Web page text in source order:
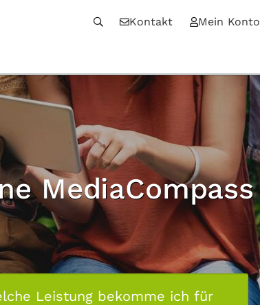
Kontakt Mein Konto
MediaCompass
Leistung bekomme ich für